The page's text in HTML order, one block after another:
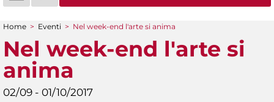
Tu sei qui
Home > Eventi > Nel week-end l'arte si anima
Nel week-end l'arte si
anima
02/09 - 01/10/2017